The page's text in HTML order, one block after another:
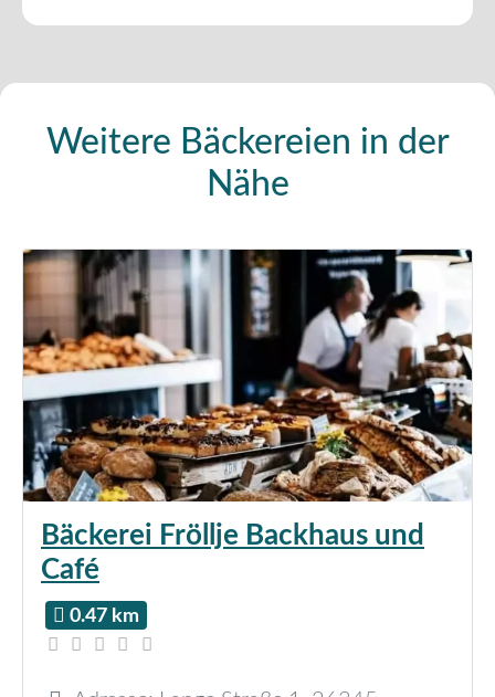
Weitere Bäckereien in der
Nähe
Bäckerei Fröllje Backhaus und
Café
0.47 km